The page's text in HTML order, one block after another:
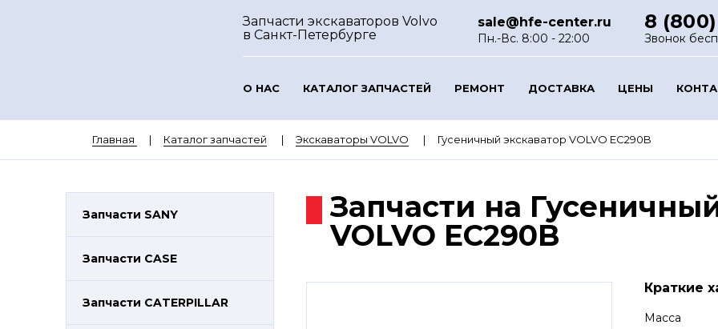
Запчасти экскаваторов Volvo
в Санкт-Петербурге
sale@hfe-center.ru
Пн.-Вс. 8:00 - 22:00
8
Звонок
О НАС КАТАЛОГ ЗАПЧАСТЕЙ РЕМОНТ ДОСТАВКА ЦЕНЫ
Главная Каталог запчастей Экскаваторы VOLVO Гусеничный экскаватор VOLVO EC290B
Запчасти SANY
Запчасти CASE
Запчасти CATERPILLAR
Запчасти на
VOLVO EC290B
Краткие
Масса